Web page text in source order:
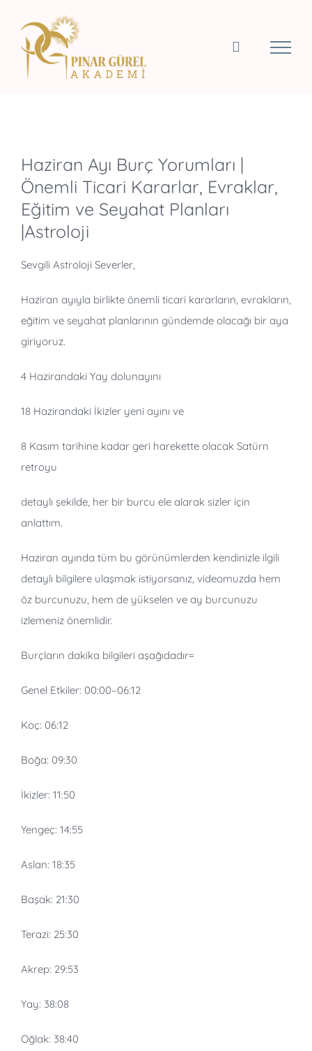
content
Larger
Image
Haziran Ayı Burç Yorumları |
Önemli Ticari Kararlar, Evraklar,
Eğitim ve Seyahat Planları
|Astroloji
Sevgili Astroloji Severler,
Haziran ayıyla birlikte önemli ticari kararların, evrakların,
eğitim ve seyahat planlarının gündemde olacağı bir aya
giriyoruz.
4 Hazirandaki Yay dolunayını
18 Hazirandaki İkizler yeni ayını ve
8 Kasım tarihine kadar geri harekette olacak Satürn
retroyu
detaylı şekilde, her bir burcu ele alarak sizler için
anlattım.
Haziran ayında tüm bu görünümlerden kendinizle ilgili
detaylı bilgilere ulaşmak istiyorsanız, videomuzda hem
öz burcunuzu, hem de yükselen ve ay burcunuzu
izlemeniz önemlidir.
Burçların dakika bilgileri aşağıdadır=
Genel Etkiler: 00:00–06:12
Koç: 06:12
Boğa: 09:30
İkizler: 11:50
Yengeç: 14:55
Aslan: 18:35
Başak: 21:30
Terazi: 25:30
Akrep: 29:53
Yay: 38:08
Oğlak: 38:40